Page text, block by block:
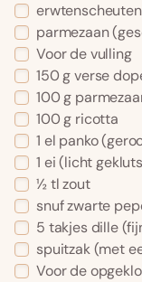
parmezaan
Voor de vulling
150 g verse
100 g
100 g ricotta
1 el panko
1 ei (licht
½ tl zout
snuf zwarte
5 takjes dille
spuitzak (met
Voor de